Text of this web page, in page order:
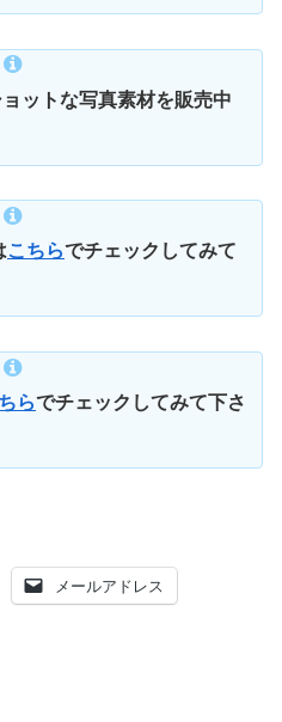
ットな写真素材を販売中
こちらでチェックしてみて
らでチェックしてみて下さ
メールアドレス